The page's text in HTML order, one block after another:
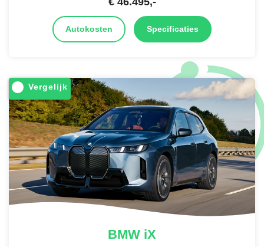
Autokosten Specificaties
Vergelijk
BMW iX